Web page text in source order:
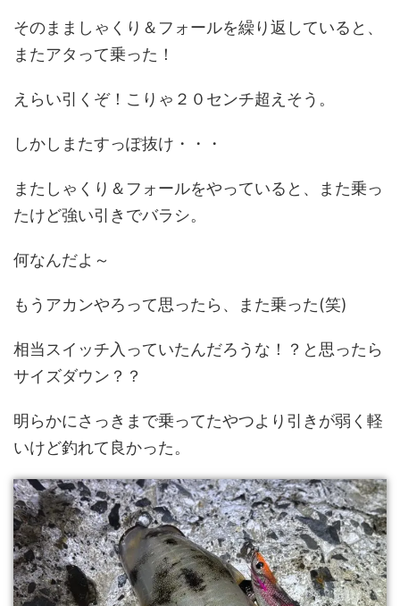
そのまましゃくり＆フォールを繰り返していると、
またアタって乗った！
えらい引くぞ！こりゃ２０センチ超えそう。
しかしまたすっぽ抜け・・・
またしゃくり＆フォールをやっていると、また乗っ
たけど強い引きでバラシ。
何なんだよ～
もうアカンやろって思ったら、また乗った(笑)
相当スイッチ入っていたんだろうな！？と思ったら
サイズダウン？？
明らかにさっきまで乗ってたやつより引きが弱く軽
いけど釣れて良かった。